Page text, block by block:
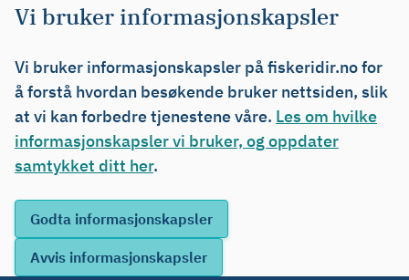
Vi bruker informasjonskapsler
Vi bruker informasjonskapsler på fiskeridir.no for
å forstå hvordan besøkende bruker nettsiden, slik
at vi kan forbedre tjenestene våre. Les om hvilke
informasjonskapsler vi bruker, og oppdater
samtykket ditt her.